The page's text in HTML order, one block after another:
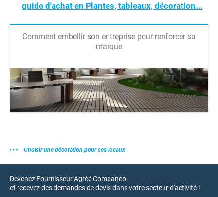
guide d'achat en Plantes, tableaux, décoration...
Comment embellir son entreprise pour renforcer sa
marque
Choisir une décoration pour ses locaux
Devenez Fournisseur Agréé Companeo
et recevez des demandes de devis dans votre secteur d'activité !